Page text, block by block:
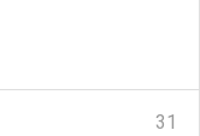
31